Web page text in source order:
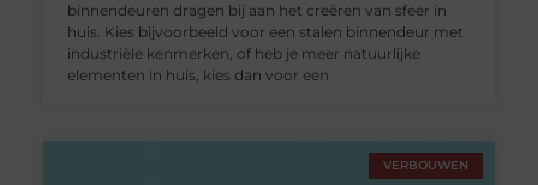
binnendeuren dragen bij aan het creëren van sfeer in
huis. Kies bijvoorbeeld voor een stalen binnendeur met
industriële kenmerken, of heb je meer natuurlijke
elementen in huis, kies dan voor een
VERBOUWEN